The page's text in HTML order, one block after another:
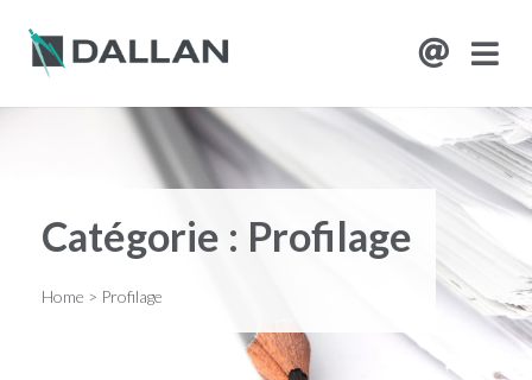
Catégorie : Profilage
Home > Profilage